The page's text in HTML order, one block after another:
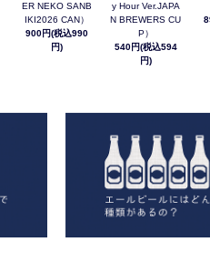
ER NEKO SANB
IKI2026 CAN）
900円(税込990
円)
y Hour Ver.JAPA
N BREWERS CU
P）
540円(税込594
円)